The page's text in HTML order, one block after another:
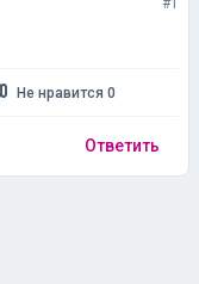
#1
Не нравится 0
Ответить